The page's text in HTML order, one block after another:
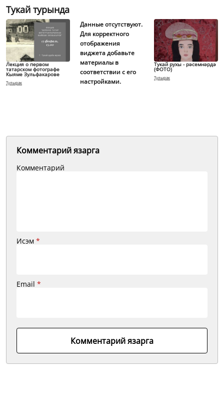
Тукай турында
Лекция о первом
татарском фотографе
Кыяме Зульфакарове
Тулырак
Данные отсутствуют.
Для корректного
отображения
виджета добавьте
материалы в
соответствии с его
настройками.
Тукай рухы - рәсемнәрдә
(ФОТО)
Тулырак
Комментарий язарга
Комментарий
Исэм *
Email *
Комментарий язарга